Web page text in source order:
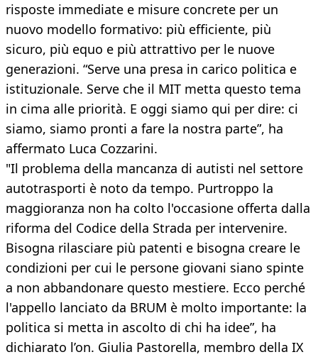
risposte immediate e misure concrete per un
nuovo modello formativo: più efficiente, più
sicuro, più equo e più attrattivo per le nuove
generazioni. “Serve una presa in carico politica e
istituzionale. Serve che il MIT metta questo tema
in cima alle priorità. E oggi siamo qui per dire: ci
siamo, siamo pronti a fare la nostra parte”, ha
affermato Luca Cozzarini.
"Il problema della mancanza di autisti nel settore
autotrasporti è noto da tempo. Purtroppo la
maggioranza non ha colto l'occasione offerta dalla
riforma del Codice della Strada per intervenire.
Bisogna rilasciare più patenti e bisogna creare le
condizioni per cui le persone giovani siano spinte
a non abbandonare questo mestiere. Ecco perché
l'appello lanciato da BRUM è molto importante: la
politica si metta in ascolto di chi ha idee”, ha
dichiarato l’on. Giulia Pastorella, membro della IX